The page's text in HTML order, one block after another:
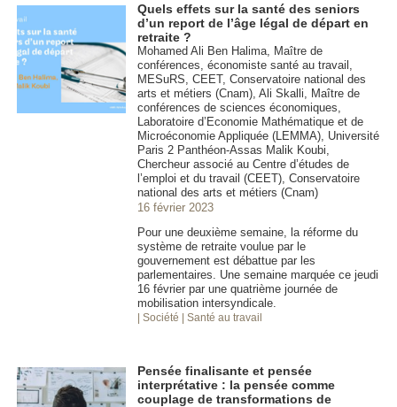
Quels effets sur la santé des seniors
d’un report de l’âge légal de départ en
retraite ?
Mohamed Ali Ben Halima, Maître de
conférences, économiste santé au travail,
MESuRS, CEET, Conservatoire national des
arts et métiers (Cnam), Ali Skalli, Maître de
conférences de sciences économiques,
Laboratoire d’Economie Mathématique et de
Microéconomie Appliquée (LEMMA), Université
Paris 2 Panthéon-Assas Malik Koubi,
Chercheur associé au Centre d’études de
l’emploi et du travail (CEET), Conservatoire
national des arts et métiers (Cnam)
16 février 2023
Pour une deuxième semaine, la réforme du
système de retraite voulue par le
gouvernement est débattue par les
parlementaires. Une semaine marquée ce jeudi
16 février par une quatrième journée de
mobilisation intersyndicale.
| Société | Santé au travail
Pensée finalisante et pensée
interprétative : la pensée comme
couplage de transformations de